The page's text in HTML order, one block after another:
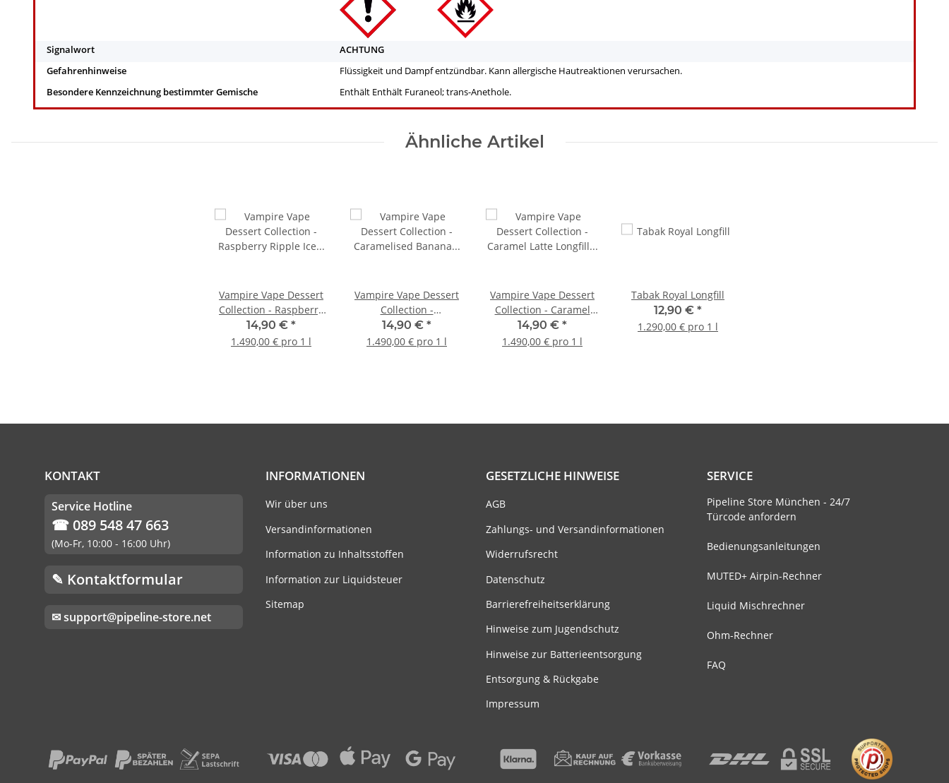
Signalwort
ACHTUNG
Gefahrenhinweise
Flüssigkeit und Dampf entzündbar. Kann allergische Hautreaktionen verursachen.
Besondere Kennzeichnung bestimmter Gemische
Enthält Enthält Furaneol; trans-Anethole.
Ähnliche Artikel
Vampire Vape Dessert
Collection - Raspberry
Ripple Ice Cream
Longfill 10ml
14,90 € *
1.490,00 € pro 1 l
Vampire Vape Dessert
Collection -
Caramelised Banana
Pancake Longfill 10ml
14,90 € *
1.490,00 € pro 1 l
Vampire Vape Dessert
Collection - Caramel
Latte Longfill 10ml
14,90 € *
1.490,00 € pro 1 l
Tabak Royal Longfill
12,90 € *
1.290,00 € pro 1 l
KONTAKT
Service Hotline
☎ 089 548 47 663
(Mo-Fr, 10:00 - 16:00 Uhr)
✎ Kontaktformular
✉ support@pipeline-store.net
INFORMATIONEN
Wir über uns
Versandinformationen
Information zu Inhaltsstoffen
Information zur Liquidsteuer
Sitemap
GESETZLICHE HINWEISE
AGB
Zahlungs- und Versandinformationen
Widerrufsrecht
Datenschutz
Barrierefreiheitserklärung
Hinweise zum Jugendschutz
Hinweise zur Batterieentsorgung
Entsorgung & Rückgabe
Impressum
SERVICE
Pipeline Store München - 24/7
Türcode anfordern
Bedienungsanleitungen
MUTED+ Airpin-Rechner
Liquid Mischrechner
Ohm-Rechner
FAQ